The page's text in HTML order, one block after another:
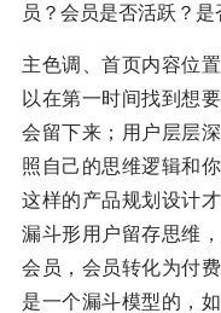
员？会员是否活跃？
主色调、首页内容位
以在第一时间找到想
会留下来；用户层层
照自己的思维逻辑和
这样的产品规划设计
漏斗形用户留存思维
会员，会员转化为付
是一个漏斗模型的，